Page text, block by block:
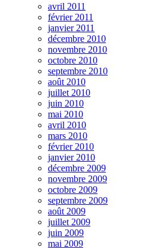
avril 2011
février 2011
janvier 2011
décembre 2010
novembre 2010
octobre 2010
septembre 2010
août 2010
juillet 2010
juin 2010
mai 2010
avril 2010
mars 2010
février 2010
janvier 2010
décembre 2009
novembre 2009
octobre 2009
septembre 2009
août 2009
juillet 2009
juin 2009
mai 2009